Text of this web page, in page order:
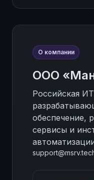
О компании
ООО
Российская
обеспечение,
сервисы и